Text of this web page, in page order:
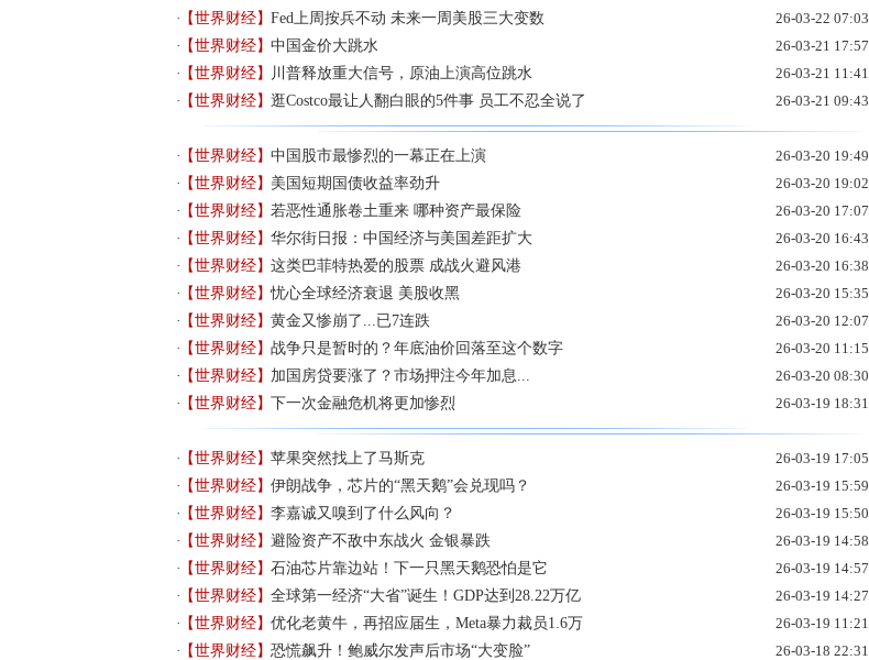
【世界财经】Fed上周按兵不动 未来一周美股三大变数
26-03-22 07:03
【世界财经】中国金价大跳水
26-03-21 17:57
【世界财经】 川普释放重大信号，原油上演高位跳水
26-03-21 11:41
【世界财经】逛Costco最让人翻白眼的5件事 员工不忍全说了 26-03-21 09:43
【世界财经】中国股市最惨烈的一幕正在上演
26-03-20 19:49
【世界财经】美国短期国债收益率劲升
26-03-20 19:02
【世界财经】若恶性通胀卷土重来 哪种资产最保险
26-03-20 17:07
【世界财经】华尔街日报：中国经济与美国差距扩大
26-03-20 16:43
【世界财经】这类巴菲特热爱的股票 成战火避风港
26-03-20 16:38
【世界财经】忧心全球经济衰退 美股收黑
26-03-20 15:35
【世界财经】黄金又惨崩了...已7连跌
26-03-20 12:07
【世界财经】战争只是暂时的？年底油价回落至这个数字
26-03-20 11:15
【世界财经】加国房贷要涨了？市场押注今年加息...
26-03-20 08:30
【世界财经】下一次金融危机将更加惨烈 26-03-19 18:31
【世界财经】苹果突然找上了马斯克
26-03-19 17:05
【世界财经】伊朗战争，芯片的“黑天鹅”会兑现吗？
26-03-19 15:59
【世界财经】李嘉诚又嗅到了什么风向？
26-03-19 15:50
【世界财经】避险资产不敌中东战火 金银暴跌
26-03-19 14:58
【世界财经】石油芯片靠边站！下一只黑天鹅恐怕是它
26-03-19 14:57
【世界财经】全球第一经济“大省”诞生！GDP达到28.22万亿
26-03-19 14:27
【世界财经】优化老黄牛，再招应届生，Meta暴力裁员1.6万
26-03-19 11:21
【世界财经】恐慌飙升！鲍威尔发声后市场“大变脸”
26-03-18 22:31